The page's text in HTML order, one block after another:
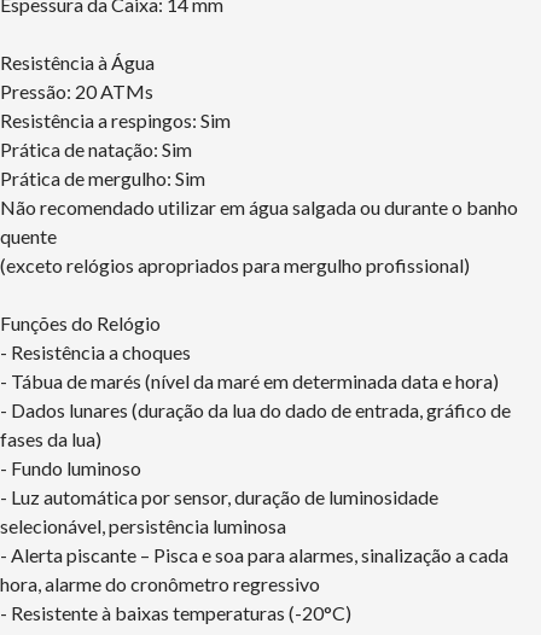
Resistência à Água
Pressão: 20 ATMs
Resistência a respingos: Sim
Prática de natação: Sim
Prática de mergulho: Sim
Não recomendado utilizar em água salgada ou durante o banho
quente
(exceto relógios apropriados para mergulho profissional)
Funções do Relógio
- Resistência a choques
- Tábua de marés (nível da maré em determinada data e hora)
- Dados lunares (duração da lua do dado de entrada, gráfico de
fases da lua)
- Fundo luminoso
- Luz automática por sensor, duração de luminosidade
selecionável, persistência luminosa
- Alerta piscante – Pisca e soa para alarmes, sinalização a cada
hora, alarme do cronômetro regressivo
- Resistente à baixas temperaturas (-20°C)